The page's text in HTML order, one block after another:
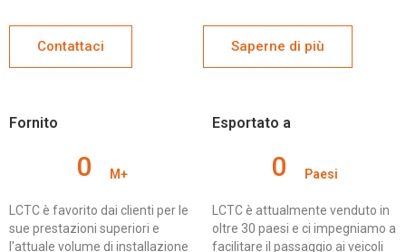
Contattaci Saperne di più
Fornito
0 M+
LCTC è favorito dai clienti per le
sue prestazioni superiori e
l'attuale volume di installazione
Esportato a
0 Paesi
LCTC è attualmente venduto in
oltre 30 paesi e ci impegniamo a
facilitare il passaggio ai veicoli